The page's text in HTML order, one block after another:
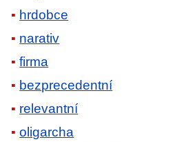
hrdobce
narativ
firma
bezprecedentní
relevantní
oligarcha